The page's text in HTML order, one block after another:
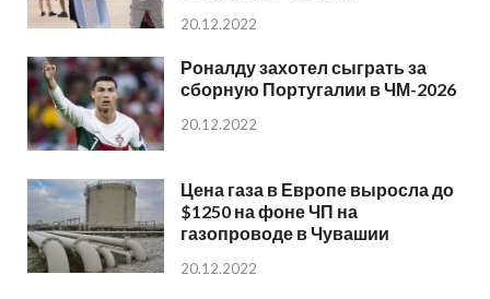
20.12.2022
Роналду захотел сыграть за
сборную Португалии в ЧМ-2026
20.12.2022
Цена газа в Европе выросла до
$1250 на фоне ЧП на
газопроводе в Чувашии
20.12.2022